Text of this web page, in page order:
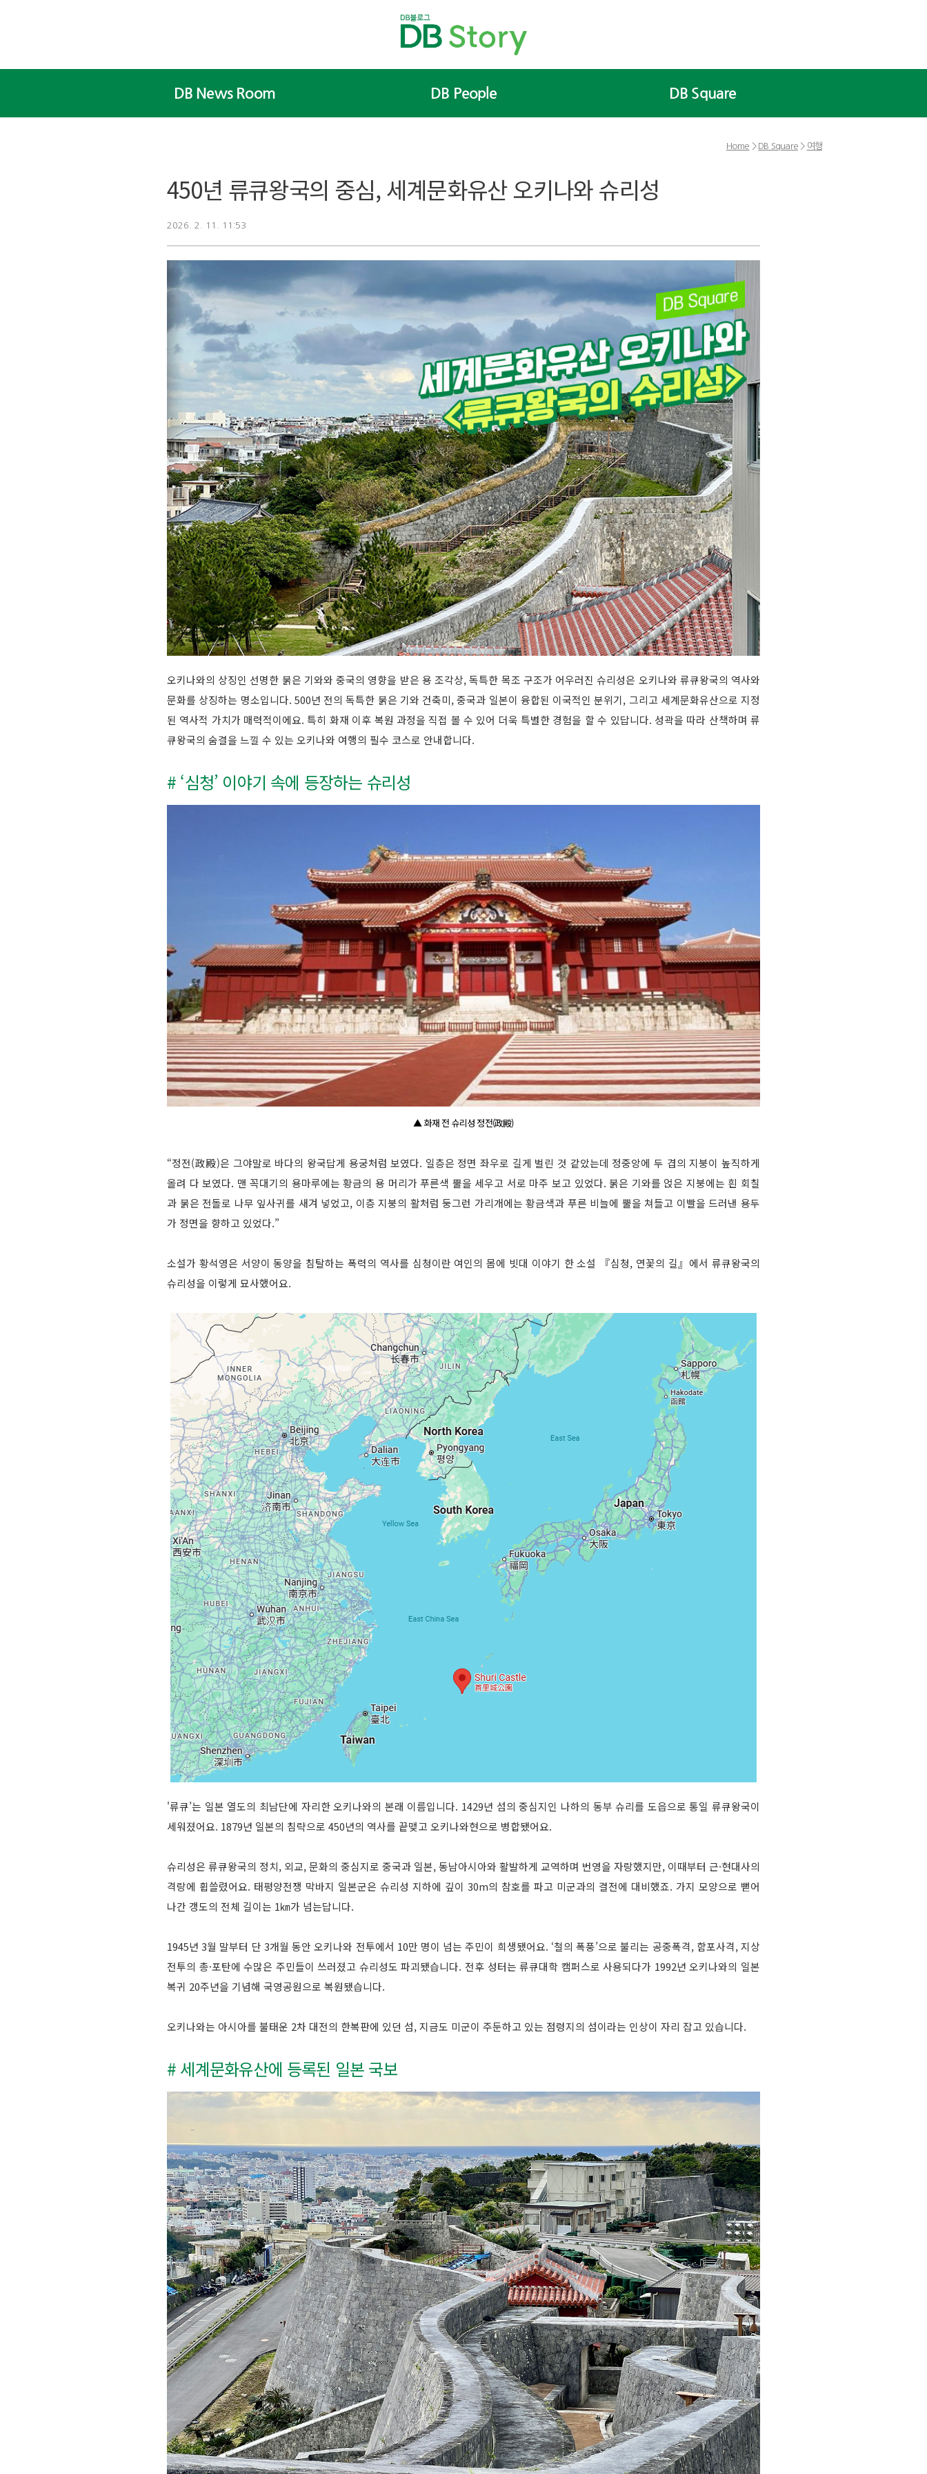
DB News Room DB People DB Square
Home > DB Square> 여행
450년 류큐왕국의 중심, 세계문화유산 오키나와 슈리성
2026. 2. 11. 11:53
오키나와의 상징인 선명한 붉은 기와와 중국의 영향을 받은 용 조각상, 독특한 목조 구조가 어우러진 슈리성은 오키나와 류큐왕국의 역사와
문화를 상징하는 명소입니다. 500년 전의 독특한 붉은 기와 건축미, 중국과 일본이 융합된 이국적인 분위기, 그리고 세계문화유산으로 지정
된 역사적 가치가 매력적이에요. 특히 화재 이후 복원 과정을 직접 볼 수 있어 더욱 특별한 경험을 할 수 있답니다. 성곽을 따라 산책하며 류
큐왕국의 숨결을 느낄 수 있는 오키나와 여행의 필수 코스로 안내합니다.
# ‘심청’ 이야기 속에 등장하는 슈리성
▲ 화재 전 슈리성 정전(政殿)
“정전(政殿)은 그야말로 바다의 왕국답게 용궁처럼 보였다. 일층은 정면 좌우로 길게 벌린 것 같았는데 정중앙에 두 겹의 지붕이 높직하게
올려 다 보였다. 맨 꼭대기의 용마루에는 황금의 용 머리가 푸른색 뿔을 세우고 서로 마주 보고 있었다. 붉은 기와를 얹은 지붕에는 흰 회칠
과 붉은 전돌로 나무 잎사귀를 새겨 넣었고, 이층 지붕의 활처럼 둥그런 가리개에는 황금색과 푸른 비늘에 뿔을 쳐들고 이빨을 드러낸 용두
가 정면을 향하고 있었다.”
소설가 황석영은 서양이 동양을 침탈하는 폭력의 역사를 심청이란 여인의 몸에 빗대 이야기 한 소설 『심청, 연꽃의 길』에서 류큐왕국의
슈리성을 이렇게 묘사했어요.
'류큐’는 일본 열도의 최남단에 자리한 오키나와의 본래 이름입니다. 1429년 섬의 중심지인 나하의 동부 슈리를 도읍으로 통일 류큐왕국이
세워졌어요. 1879년 일본의 침략으로 450년의 역사를 끝맺고 오키나와현으로 병합됐어요.
슈리성은 류큐왕국의 정치, 외교, 문화의 중심지로 중국과 일본, 동남아시아와 활발하게 교역하며 번영을 자랑했지만, 이때부터 근·현대사의
격랑에 휩쓸렸어요. 태평양전쟁 막바지 일본군은 슈리성 지하에 깊이 30m의 참호를 파고 미군과의 결전에 대비했죠. 가지 모양으로 뻗어
나간 갱도의 전체 길이는 1㎞가 넘는답니다.
1945년 3월 말부터 단 3개월 동안 오키나와 전투에서 10만 명이 넘는 주민이 희생됐어요. ‘철의 폭풍’으로 불리는 공중폭격, 함포사격, 지상
전투의 총·포탄에 수많은 주민들이 쓰러졌고 슈리성도 파괴됐습니다. 전후 성터는 류큐대학 캠퍼스로 사용되다가 1992년 오키나와의 일본
복귀 20주년을 기념해 국영공원으로 복원됐습니다.
오키나와는 아시아를 불태운 2차 대전의 한복판에 있던 섬, 지금도 미군이 주둔하고 있는 점령지의 섬이라는 인상이 자리 잡고 있습니다.
# 세계문화유산에 등록된 일본 국보